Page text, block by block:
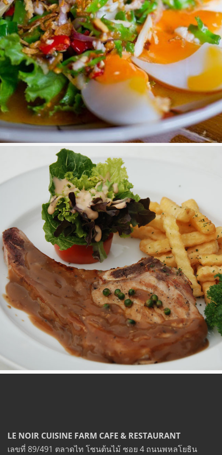
LE NOIR CUISINE FARM CAFE & RESTAURANT
เลขที่ 89/491 ตลาดไท โซนต้นไม้ ซอย 4 ถนนพหลโยธิน